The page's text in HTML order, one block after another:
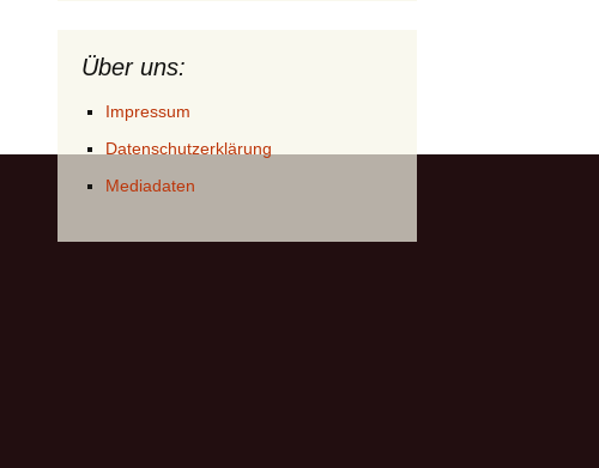
Über uns:
Impressum
Datenschutzerklärung
Mediadaten